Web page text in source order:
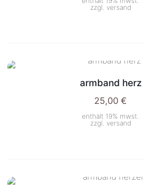
zzgl. versand
armband herz
25,00 €
enthält 19% mwst.
zzgl. versand